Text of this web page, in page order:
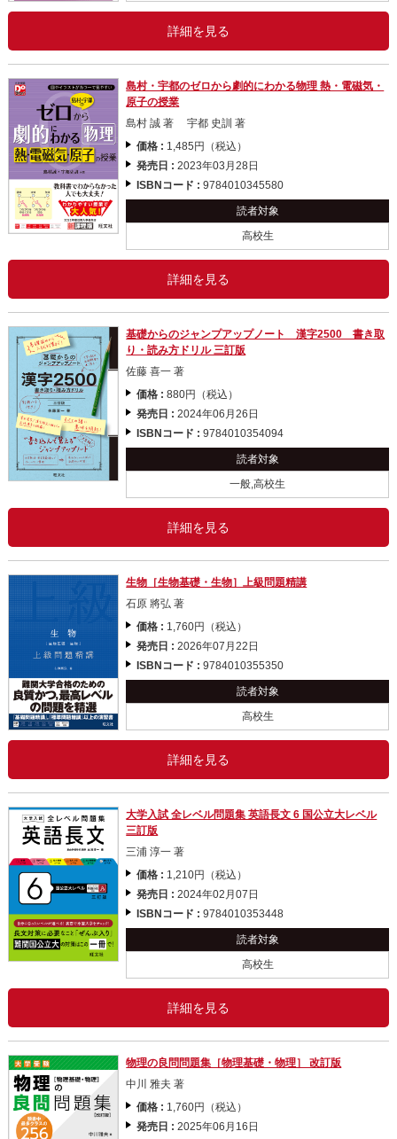
詳細を見る
島村・宇都のゼロから劇的にわかる物理 熱・電磁気・
原子の授業
島村 誠 著 宇都 史訓 著
価格 : 1,485円（税込）
発売日 :2023年03月28日
ISBNコード :9784010345580
読者対象
高校生
詳細を見る
基礎からのジャンプアップノート 漢字2500 書き取
り・読み方ドリル 三訂版
佐藤 喜一 著
価格 :880円（税込）
発売日 :2024年06月26日
ISBNコード :9784010354094
読者対象
一般,高校生
詳細を見る
生物［生物基礎・生物］上級問題精講
石原 將弘 著
価格 : 1,760円（税込）
発売日 :2026年07月22日
ISBNコード :9784010355350
読者対象
高校生
詳細を見る
大学入試 全レベル問題集 英語長文 6 国公立大レベル
三訂版
三浦 淳一 著
価格 : 1,210円（税込）
発売日 :2024年02月07日
ISBNコード :9784010353448
読者対象
高校生
詳細を見る
物理の良問問題集［物理基礎・物理］ 改訂版
中川 雅夫 著
価格 : 1,760円（税込）
発売日 :2025年06月16日